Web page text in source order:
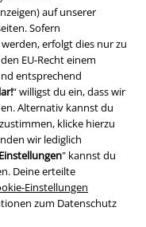
auf unserer
Sofern
erfolgt dies nur zu
EU-Recht einem
entsprechend
“ willigst du ein, dass wir
Alternativ kannst du
klicke hierzu
wir lediglich
Einstellungen" kannst du
Deine erteilte
Einstellungen
zum Datenschutz